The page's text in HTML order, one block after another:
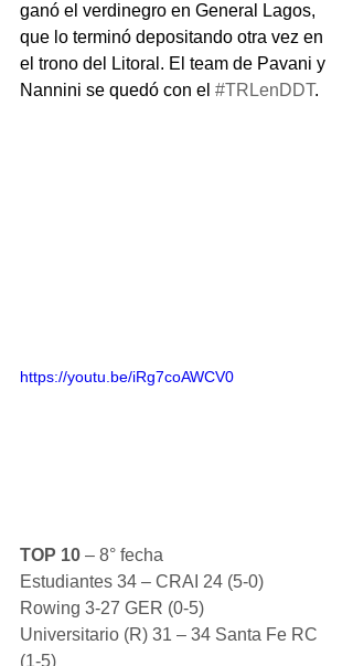
ganó el verdinegro en General Lagos,
que lo terminó depositando otra vez en
el trono del Litoral. El team de Pavani y
Nannini se quedó con el #TRLenDDT.
https://youtu.be/iRg7coAWCV0
TOP 10 – 8° fecha
Estudiantes 34 – CRAI 24 (5-0)
Rowing 3-27 GER (0-5)
Universitario (R) 31 – 34 Santa Fe RC
(1-5)